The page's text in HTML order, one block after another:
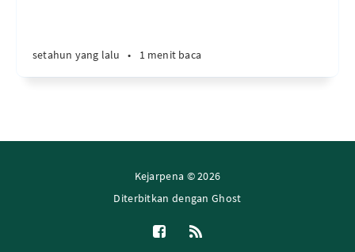
setahun yang lalu • 1 menit baca
Kejarpena © 2026
Diterbitkan denganGhost